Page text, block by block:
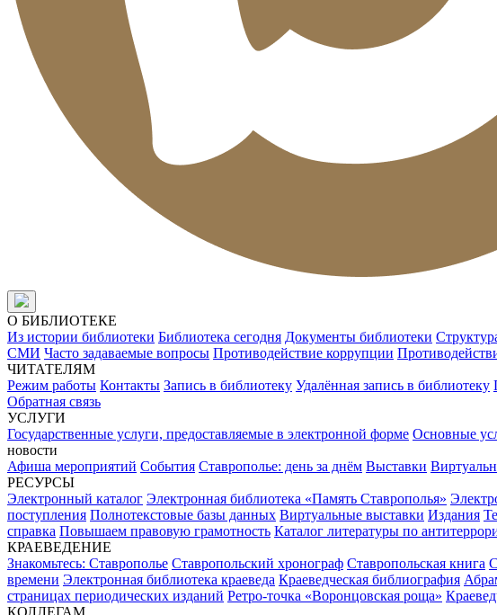
О БИБЛИОТЕКЕ
Из истории библиотеки Библиотека сегодня Документы библиотеки
СМИ Часто задаваемые вопросы Противодействие коррупции
ЧИТАТЕЛЯМ
Режим работы Контакты Запись в библиотеку Удалённая запись в библиотеку
Обратная связь
УСЛУГИ
Государственные услуги, предоставляемые в электронной форме Основные
новости
Афиша мероприятий События Ставрополье: день за днём Выставки
РЕСУРСЫ
Электронный каталог Электронная библиотека «Память Ставрополья»
поступления Полнотекстовые базы данных Виртуальные выставки Издания
справка Повышаем правовую грамотность Каталог литературы по
КРАЕВЕДЕНИЕ
Знакомьтесь: Ставрополье Ставропольский хронограф Ставропольская книга
времени Электронная библиотека краеведа Краеведческая библиография
страницах периодических изданий Ретро-точка «Воронцовская роща»
КОЛЛЕГАМ